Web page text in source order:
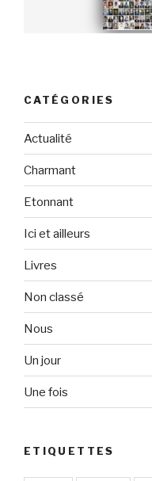
CATÉGORIES
Actualité
Charmant
Etonnant
Ici et ailleurs
Livres
Non classé
Nous
Un jour
Une fois
ETIQUETTES